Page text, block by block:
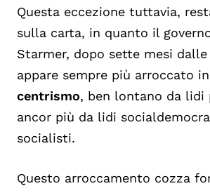
Questa eccezione tuttavia,
sulla carta, in quanto il
Starmer, dopo sette mesi
appare sempre più arroccato
centrismo, ben lontano da lidi
ancor più da lidi
socialisti.
Questo arroccamento cozza